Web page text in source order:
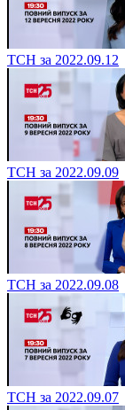
ТСН за 2022.09.12
ТСН за 2022.09.09
ТСН за 2022.09.08
ТСН за 2022.09.07